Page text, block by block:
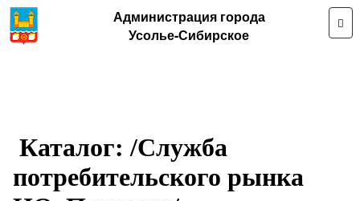
Администрация города
Усолье-Сибирское